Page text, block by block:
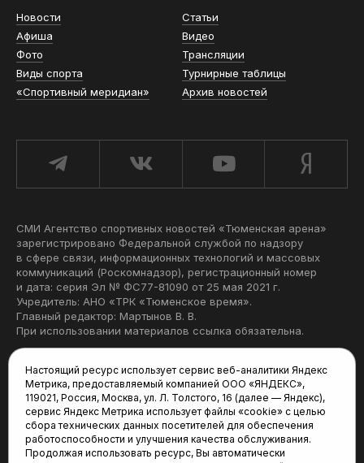
Новости
Статьи
Афиша
Видео
Фото
Трансляции
Виды спорта
Турнирные таблицы
«Спортивный меридиан»
Архив новостей
СМИ Агентство спортивных новостей «Тюменская арена»
зарегистрировано Федеральной службой по надзору
в сфере связи, информационных технологий и массовых
коммуникаций (Роскомнадзор), регистрационный номер
и дата: серия Эл № ФС77-81090 от 25 мая 2021 г.
Учредитель: АНО «ТРК «Тюменское время».
Главный редактор: Мартынов В. В.
При использовании материалов ссылка обязательна.
Редакция:
625035, Тюмень, пр. Геологоразведчиков, 28А
(3452) 68-22-28
tum-arena@mail.ru
Настоящий ресурс использует сервис веб-аналитики Яндекс
Метрика, предоставляемый компанией ООО «ЯНДЕКС»,
119021, Россия, Москва, ул. Л. Толстого, 16 (далее — Яндекс),
сервис Яндекс Метрика использует файлы «cookie» с целью
сбора технических данных посетителей для обеспечения
работоспособности и улучшения качества обслуживания.
Продолжая использовать ресурс, Вы автоматически